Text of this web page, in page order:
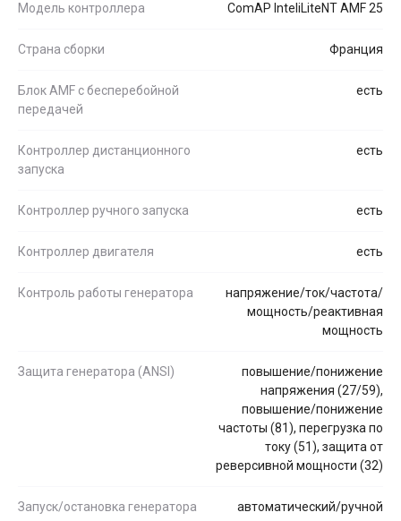
Модель контроллера ComAP InteliLiteNT AMF 25
Страна сборки Франция
Блок AMF с бесперебойной
передачей
есть
Контроллер дистанционного
запуска
есть
Контроллер ручного запуска есть
Контроллер двигателя есть
Контроль работы генератора
напряжение/ток/частота/
мощность/реактивная
мощность
Защита генератора (ANSI)
повышение/понижение
напряжения (27/59),
повышение/понижение
частоты (81), перегрузка по
току (51), защита от
реверсивной мощности (32)
Запуск/остановка генератора автоматический/ручной